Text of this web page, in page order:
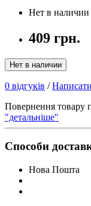
Нет в наличии
409 грн.
Нет в наличии
0 відгуків /
Повернення товару
"детальніше"
Способи
Нова Пошта